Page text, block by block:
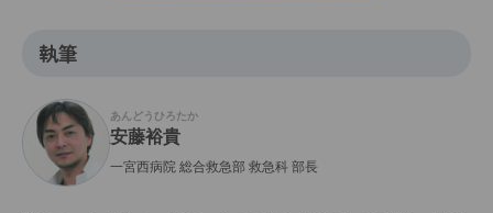
執筆
あんどうひろたか
安藤裕貴
一宮西病院 総合救急部 救急科 部長